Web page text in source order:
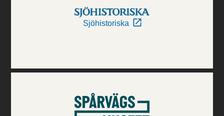
Sjöhistoriska